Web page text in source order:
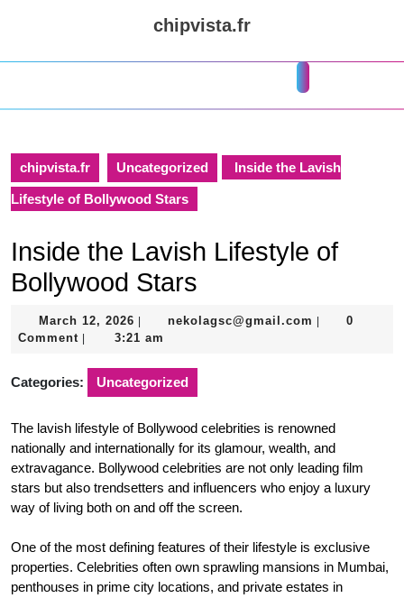
chipvista.fr
chipvista.fr Uncategorized Inside the Lavish
Lifestyle of Bollywood Stars
Inside the Lavish Lifestyle of
Bollywood Stars
March 12, 2026 March
12,
nekolagsc@gmail.com
0
Comment
3:21 am
Categories: Uncategorized
The lavish lifestyle of Bollywood celebrities is renowned
nationally and internationally for its glamour, wealth, and
extravagance. Bollywood celebrities are not only leading film
stars but also trendsetters and influencers who enjoy a luxury
way of living both on and off the screen.
One of the most defining features of their lifestyle is exclusive
properties. Celebrities often own sprawling mansions in Mumbai,
penthouses in prime city locations, and private estates in